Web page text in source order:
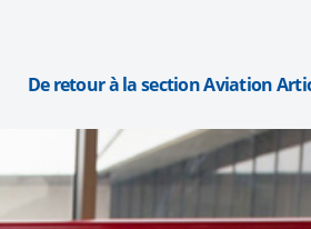
De retour à la section Aviation